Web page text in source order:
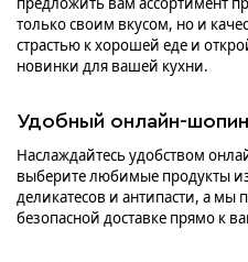
только своим вкусом, но и
страстью к хорошей еде и
новинки для вашей кухни.
Удобный онлайн-
Наслаждайтесь удобством
выберите любимые продукты
деликатесов и антипасти, а мы
безопасной доставке прямо к